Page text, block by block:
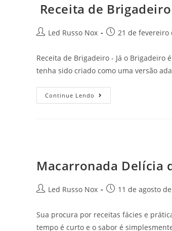
Receita de Brigadeiro
Led Russo Nox 21 de fevereiro
Receita de Brigadeiro - Já o
tenha sido criado como uma versão
Continue Lendo
Macarronada Delícia
Led Russo Nox 11 de agosto
Sua procura por receitas fácies e
tempo é curto e o sabor é